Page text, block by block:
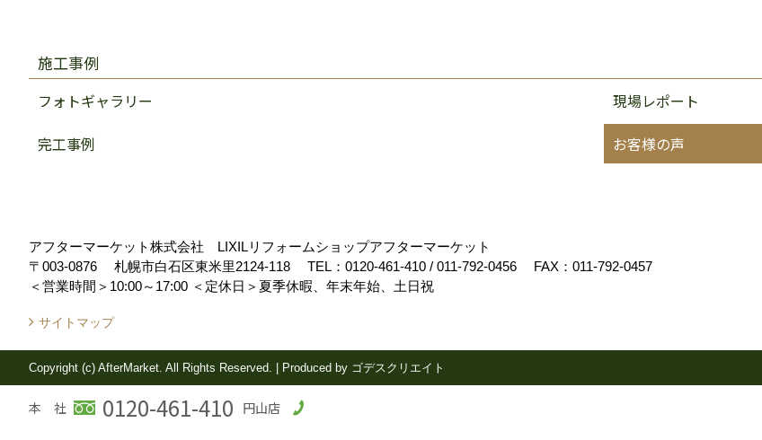
施工事例
フォトギャラリー
現場レポート
完工事例
お客様の声
アフターマーケット株式会社 LIXILリフォームショップアフターマーケット
〒003-0876
札幌市白石区東米里2124-118 TEL： 0120-461-410 / 011-792-0456
FAX：011-792-0457
＜営業時間＞10:00～17:00 ＜定休日＞夏季休暇、年末年始、土日祝
サイトマップ
Copyright (c) AfterMarket. All Rights Reserved. Produced by ゴデスクリエイト
本 社 0120-461-410 円山店